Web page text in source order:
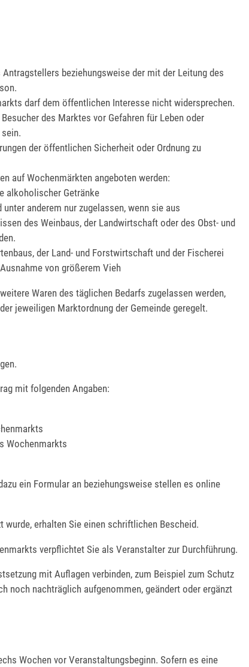
beziehungsweise der mit der Leitung des
darf dem öffentlichen Interesse nicht widersprechen.
des Marktes vor Gefahren für Leben oder
der öffentlichen Sicherheit oder Ordnung zu
auf Wochenmärkten angeboten werden:
alkoholischer Getränke
anderem nur zugelassen, wenn sie aus
des Weinbaus, der Landwirtschaft oder des Obst- und
der Land- und Forstwirtschaft und der Fischerei
von größerem Vieh
Waren des täglichen Bedarfs zugelassen werden,
jeweiligen Marktordnung der Gemeinde geregelt.
mit folgenden Angaben:
Wochenmarkts
ein Formular an beziehungsweise stellen es online
erhalten Sie einen schriftlichen Bescheid.
verpflichtet Sie als Veranstalter zur Durchführung.
mit Auflagen verbinden, zum Beispiel zum Schutz
noch nachträglich aufgenommen, geändert oder ergänzt
Wochen vor Veranstaltungsbeginn. Sofern es eine